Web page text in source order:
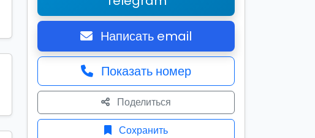
Написать email
Показать номер
Поделиться
Сохранить